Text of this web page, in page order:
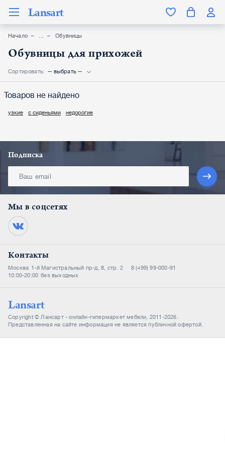
Lansart
Начало Обувницы
Обувницы для прихожей
Сортировать: -- выбрать --
Товаров не найдено
узкие с сиденьями недорогие
Подписка
Мы в соцсетях
Контакты
Москва 1-й Магистральный пр-д, 8, стр. 2
8 (499) 99-000-91
10:00-20:00 без выходных
Lansart
Copyright © Лансарт - онлайн-гипермаркет мебели, 2011-2026.
Представленная на сайте информация не является публичной офертой.